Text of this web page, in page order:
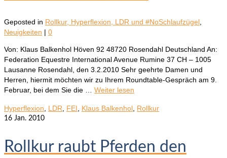
Geposted in Rollkur, Hyperflexion, LDR und #NoSchlaufzügel
Neuigkeiten | 0
Von: Klaus Balkenhol Höven 92 48720 Rosendahl Deutschland An:
Federation Equestre International Avenue Rumine 37 CH – 1005
Lausanne Rosendahl, den 3.2.2010 Sehr geehrte Damen und
Herren, hiermit möchten wir zu Ihrem Roundtable-Gespräch am 9.
Februar, bei dem Sie die … Weiter lesen
Hyperflexion LDR FEI Klaus Balkenhol Rollkur
16 Jan. 2010
Rollkur raubt Pferden den